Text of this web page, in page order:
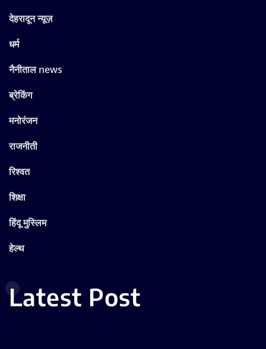
देहरादून न्यूज़
धर्म
नैनीताल news
ब्रेकिंग
मनोरंजन
राजनीती
रिश्वत
शिक्षा
हिंदू मुस्लिम
हेल्थ
Latest Post